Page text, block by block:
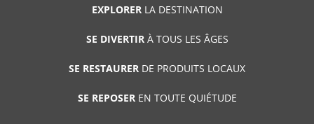
EXPLORERLA DESTINATION
SE DIVERTIRÀ TOUS LES ÂGES
SE RESTAURER DE PRODUITS LOCAUX
SE REPOSEREN TOUTE QUIÉTUDE